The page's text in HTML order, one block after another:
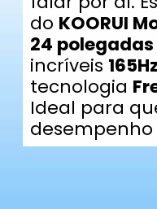
do KOORUI
24 polegadas
incríveis 165Hz
tecnologia
Ideal para